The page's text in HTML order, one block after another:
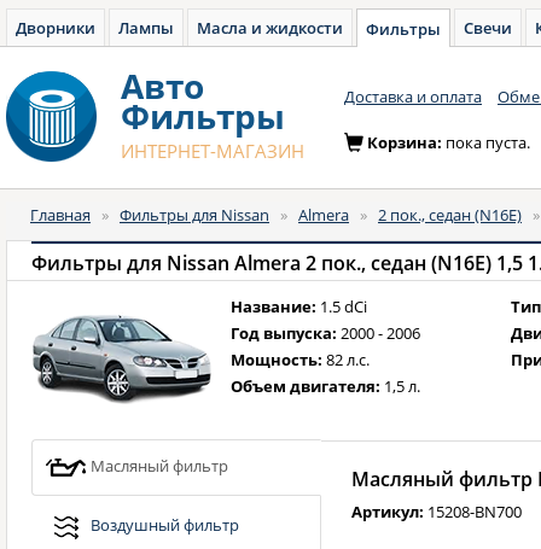
Дворники Лампы Масла и жидкости Фильтры Свечи
Авто
Фильтры
ИНТЕРНЕТ-МАГАЗИН
Доставка и оплата
Корзина: пока пуста.
Главная » Фильтры для Nissan » Almera » 2 пок., седан (N16E)
Фильтры для Nissan Almera 2 пок., седан (N16E) 1,5
Название: 1.5 dCi
Год выпуска: 2000 - 2006
Мощность: 82 л.с.
Объем двигателя: 1,5 л.
Масляный фильтр
Воздушный фильтр
Масляный фильтр
Артикул: 15208-BN700